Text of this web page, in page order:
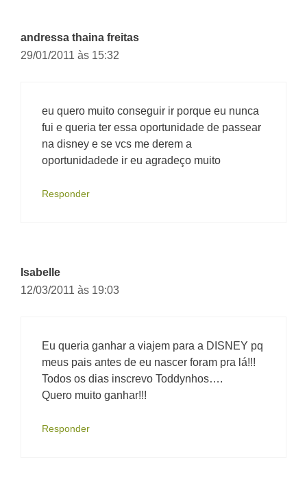
andressa thaina freitas
29/01/2011 às 15:32
eu quero muito conseguir ir porque eu nunca
fui e queria ter essa oportunidade de passear
na disney e se vcs me derem a
oportunidadede ir eu agradeço muito
Responder
Isabelle
12/03/2011 às 19:03
Eu queria ganhar a viajem para a DISNEY pq
meus pais antes de eu nascer foram pra lá!!!
Todos os dias inscrevo Toddynhos….
Quero muito ganhar!!!
Responder